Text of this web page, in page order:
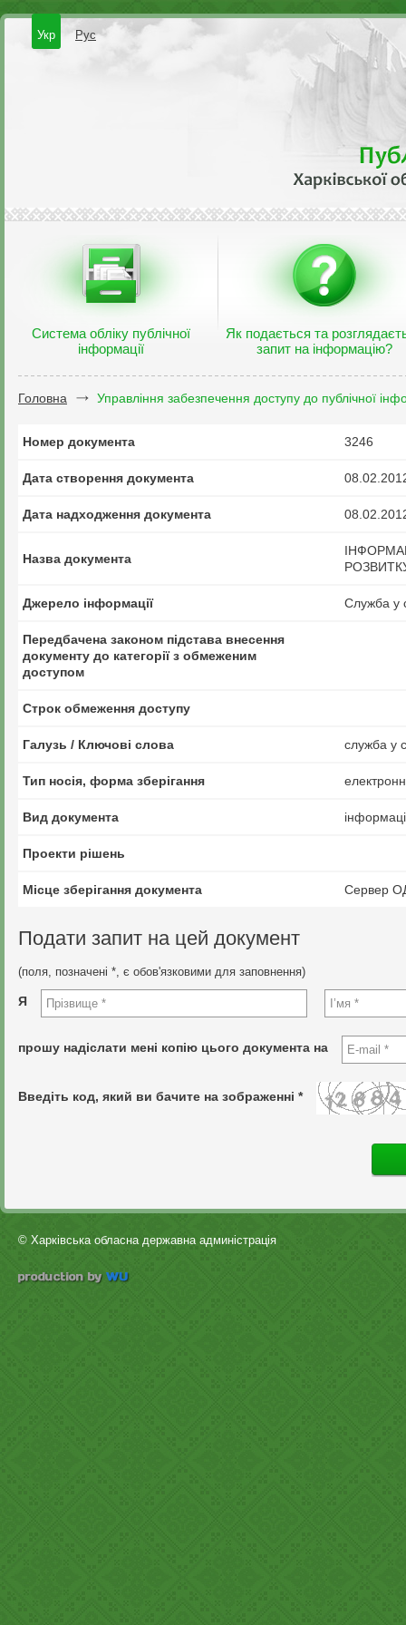
Укр Рус
Система обліку публічної
інформації
Як подається та
запит на інформацію?
Головна Управління забезпечення доступу до публічної
Номер документа 3246
Дата створення документа
Дата надходження документа
Назва документа
Джерело інформації Служба у
Передбачена законом підстава внесення
документу до категорії з обмеженим
доступом
Строк обмеження доступу
Галузь / Ключові слова служба у
Тип носія, форма зберігання
Вид документа
Проекти рішень
Місце зберігання документа Сервер
Подати запит на цей документ
(поля, позначені *, є обов'язковими для заповнення)
Я
прошу надіслати мені копію цього документа на
Введіть код, який ви бачите на зображенні *
© Харківська обласна державна админістрація